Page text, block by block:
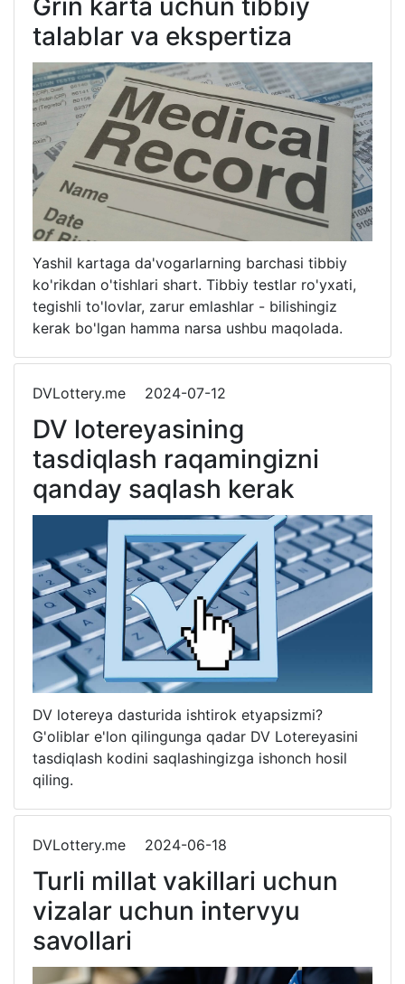
Grin karta uchun tibbiy
talablar va ekspertiza
Yashil kartaga da'vogarlarning barchasi tibbiy
ko'rikdan o'tishlari shart. Tibbiy testlar ro'yxati,
tegishli to'lovlar, zarur emlashlar - bilishingiz
kerak bo'lgan hamma narsa ushbu maqolada.
DVLottery.me 2024-07-12
DV lotereyasining
tasdiqlash raqamingizni
qanday saqlash kerak
DV lotereya dasturida ishtirok etyapsizmi?
G'oliblar e'lon qilingunga qadar DV Lotereyasini
tasdiqlash kodini saqlashingizga ishonch hosil
qiling.
DVLottery.me 2024-06-18
Turli millat vakillari uchun
vizalar uchun intervyu
savollari